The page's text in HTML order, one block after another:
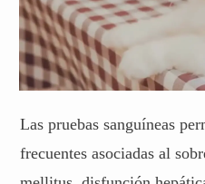
Las pruebas sanguíneas
frecuentes asociadas al